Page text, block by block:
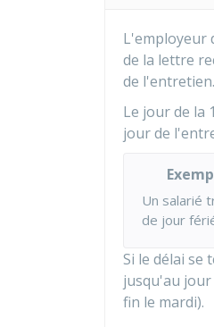
L'employeur
de la lettre
de l'entretien.
Le jour de la 1
jour de
Un salarié
de jour
Si le délai se
jusqu'au jour
fin le mardi).